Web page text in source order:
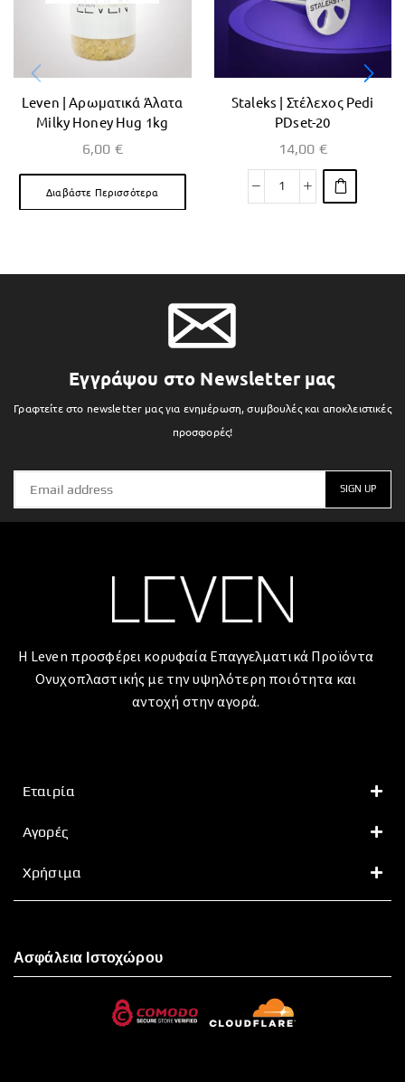
Leven | Αρωματικά Άλατα
Milky Honey Hug 1kg
6,00 €
Διαβάστε Περισσότερα
Staleks | Στέλεχος Pedi
PDset-20
14,00 €
Εγγράψου στο Newsletter μας
Γραφτείτε στο newsletter μας για ενημέρωση, συμβουλές και αποκλειστικές
προσφορές!
Η Leven προσφέρει κορυφαία Επαγγελματικά Προϊόντα
Ονυχοπλαστικής με την υψηλότερη ποιότητα και
αντοχή στην αγορά.
Εταιρία
Αγορές
Χρήσιμα
Ασφάλεια Ιστοχώρου